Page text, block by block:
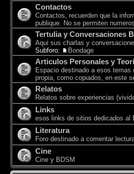
Contactos
Contactos, recuerden que la
publique. No se permiten
Tertulia y Conversaciones
Aqui sus charlas y
Subforo:
Bondage
Articulos Personales y
Espacio destinado a esos
propia, como copiados, en este
Relatos
Relatos sobre experiencias
Links
esos links de sitios dedicados al
Literatura
Foro destinado a comentar
Cine
Cine y BDSM